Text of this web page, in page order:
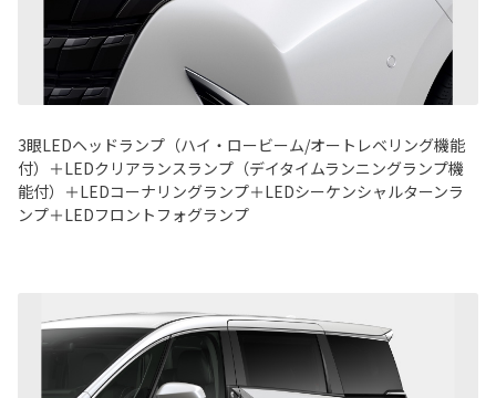
3眼LEDヘッドランプ（ハイ・ロービーム/オートレベリング機能
付）＋LEDクリアランスランプ（デイタイムランニングランプ機
能付）＋LEDコーナリングランプ＋LEDシーケンシャルターンラ
ンプ＋LEDフロントフォグランプ